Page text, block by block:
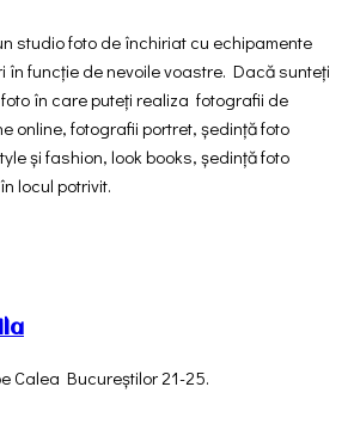
studio foto de închiriat cu echipamente
în funcție de nevoile voastre. Dacă sunteți
în care puteți realiza fotografii de
online, fotografii portret, ședință foto
și fashion, look books, ședință foto
locul potrivit.
Calea Bucureștilor 21-25.